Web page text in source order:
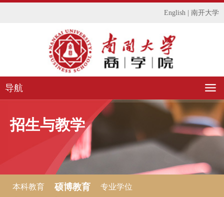
English 南开大学
导航
招生与教学
本科教育 硕博教育
专业学位